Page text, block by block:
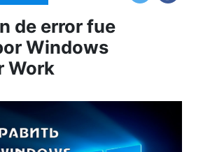
de error fue
Windows
Work